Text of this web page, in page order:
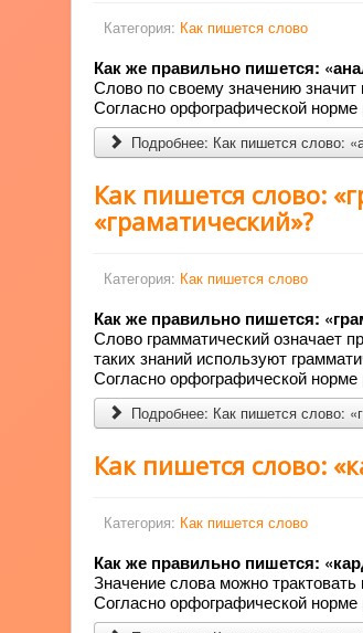
Категория: Как пишется слово
Как же правильно пишется:
Слово по своему значению значит
Согласно орфографической норме
Подробнее: Как пишется слово:
Как пишется слово:
«граматический»?
Категория: Как пишется слово
Как же правильно пишется:
Слово грамматический означает
таких знаний используют
Согласно орфографической норме
Подробнее: Как пишется слово:
Как пишется слово:
Категория: Как пишется слово
Как же правильно пишется:
Значение слова можно
Согласно орфографической норме